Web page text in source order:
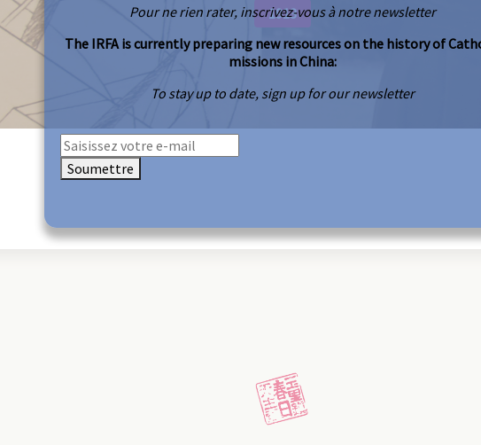
1913
Pour ne rien rater, inscrivez-vous à notre newsletter
The IRFA is currently preparing new resources on the history of
missions in China:
To stay up to date, sign up for our newsletter
Soumettre